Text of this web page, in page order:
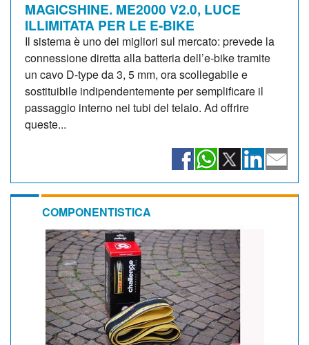
MAGICSHINE. ME2000 V2.0, LUCE
ILLIMITATA PER LE E-BIKE
Il sistema è uno dei migliori sul mercato: prevede la
connessione diretta alla batteria dell’e-bike tramite
un cavo D-type da 3, 5 mm, ora scollegabile e
sostituibile indipendentemente per semplificare il
passaggio interno nei tubi del telaio. Ad offrire
queste...
COMPONENTISTICA